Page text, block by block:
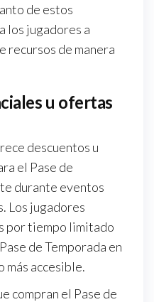
de estos
los jugadores a
recursos de manera
u ofertas
descuentos u
el Pase de
durante eventos
Los jugadores
por tiempo limitado
de Temporada en
más accesible.
compran el Pase de